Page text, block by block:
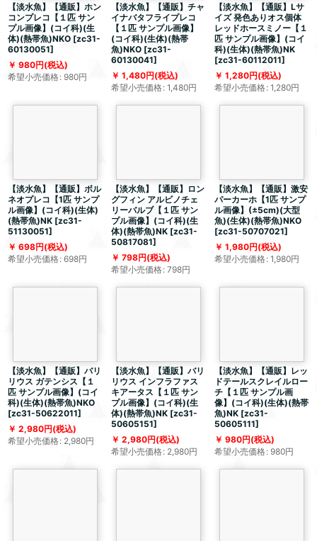
【淡水魚】【通販】ホン
コンプレコ【１匹 サン
プル画像】(コイ科)(生
体)(熱帯魚)NKO [zc31-
60130051]
980円(税込)
希望小売価格: 980円
【淡水魚】【通販】チャ
イナバタフライプレコ
【１匹 サンプル画像】
(コイ科)(生体)(熱帯
魚)NKO [zc31-
60130041]
1,480円(税込)
希望小売価格: 1,480円
【淡水魚】【通販】Lサ
イズ 発色ありオス個体
レッドホースミノー【１
匹 サンプル画像】(コイ
科)(生体)(熱帯魚)NK
[zc31-60112011]
1,280円(税込)
希望小売価格: 1,280円
【淡水魚】【通販】ボル
ネオプレコ【1匹 サンプ
ル画像】(コイ科)(生体)
(熱帯魚)NK [zc31-
51130051]
698円(税込)
希望小売価格: 698円
【淡水魚】【通販】ロン
グフィン アルビノチェ
リーバルブ【１匹 サン
プル画像】(コイ科)(生
体)(熱帯魚)NK [zc31-
50817081]
798円(税込)
希望小売価格: 798円
【淡水魚】【通販】激安
パーカーホ【1匹 サンプ
ル画像】(±5cm)(大型
魚)(生体)(熱帯魚)NKO
[zc31-50707021]
1,980円(税込)
希望小売価格: 1,980円
【淡水魚】【通販】バリ
リウス ガテンシス【１
匹 サンプル画像】(コイ
科)(生体)(熱帯魚)NKO
[zc31-50622011]
2,980円(税込)
希望小売価格: 2,980円
【淡水魚】【通販】バリ
リウス インフラファス
キアータス【１匹 サン
プル画像】(コイ科)(生
体)(熱帯魚)NK [zc31-
50605151]
2,980円(税込)
希望小売価格: 2,980円
【淡水魚】【通販】レッ
ドテールスクレイルロー
チ【１匹 サンプル画
像】(コイ科)(生体)(熱帯
魚)NK [zc31-
50605111]
980円(税込)
希望小売価格: 980円